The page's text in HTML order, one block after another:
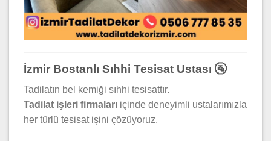
İzmir Bostanlı Sıhhi Tesisat Ustası 🚰
Tadilatın bel kemiği sıhhi tesisattır.
Tadilat işleri firmaları içinde deneyimli ustalarımızla
her türlü tesisat işini çözüyoruz.